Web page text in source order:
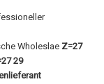
Wholeslae Z=27
29